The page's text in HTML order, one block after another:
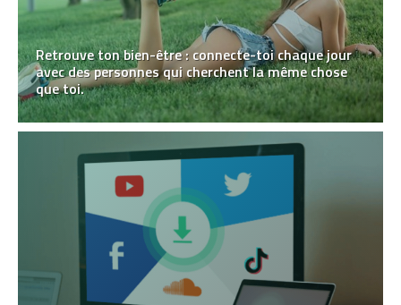
Retrouve ton bien-être : connecte-toi chaque jour
avec des personnes qui cherchent la même chose
que toi.